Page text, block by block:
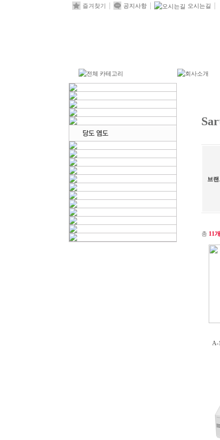
즐겨찾기 공지사항 오시는길
브
총 11개
A-